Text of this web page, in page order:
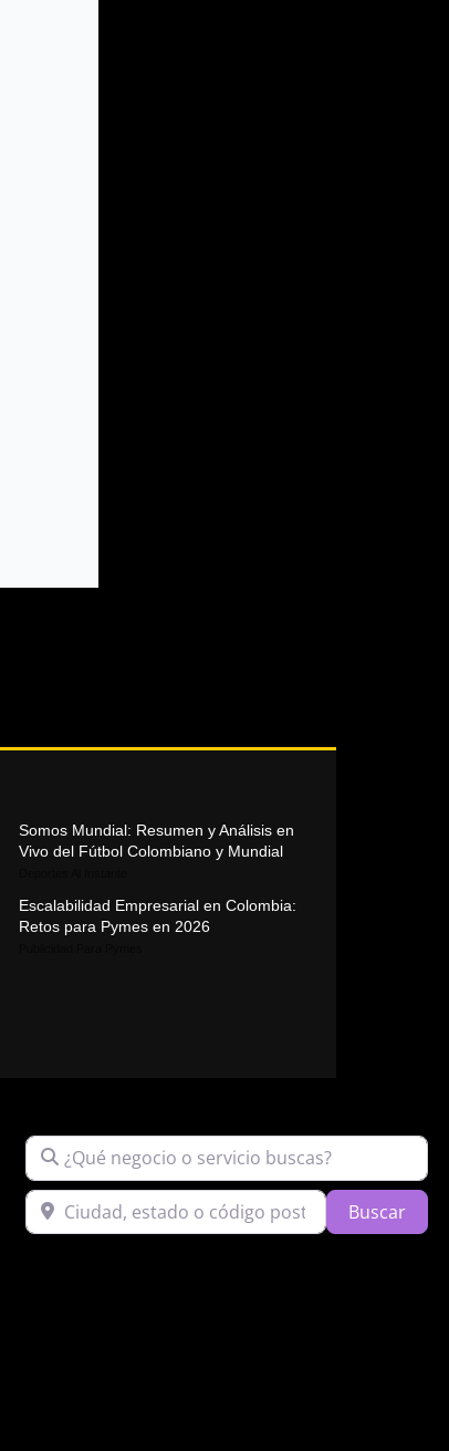
Somos Mundial: Resumen y Análisis en
Vivo del Fútbol Colombiano y Mundial
Escalabilidad Empresarial en Colombia:
Retos para Pymes en 2026
¿Qué negocio o servicio buscas?
Ciudad, estado o código postal Buscar